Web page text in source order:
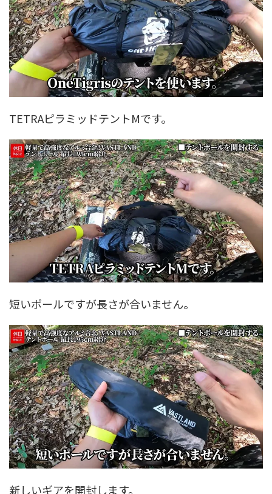
TETRAピラミッドテントMです。
短いポールですが長さが合いません。
新しいギアを開封します。